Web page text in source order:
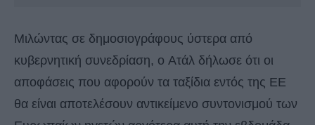
Μιλώντας σε δημοσιογράφους ύστερα από
κυβερνητική συνεδρίαση, ο Ατάλ δήλωσε ότι οι
αποφάσεις που αφορούν τα ταξίδια εντός της ΕΕ
θα είναι αποτελέσουν αντικείμενο συντονισμού των